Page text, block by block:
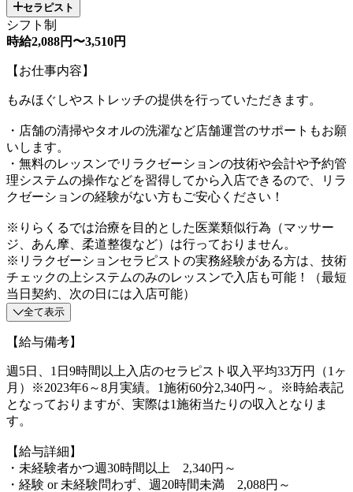
セラピスト
シフト制
時給2,088円〜3,510円
【お仕事内容】
もみほぐしやストレッチの提供を行っていただきます。
・店舗の清掃やタオルの洗濯など店舗運営のサポートもお願
いします。
・無料のレッスンでリラクゼーションの技術や会計や予約管
理システムの操作などを習得してから入店できるので、リラ
クゼーションの経験がない方もご安心ください！
※りらくるでは治療を目的とした医業類似行為（マッサー
ジ、あん摩、柔道整復など）は行っておりません。
※リラクゼーションセラピストの実務経験がある方は、技術
チェックの上システムのみのレッスンで入店も可能！（最短
当日契約、次の日には入店可能）
全て表示
【給与備考】
週5日、1日9時間以上入店のセラピスト収入平均33万円（1ヶ
月）※2023年6～8月実績。1施術60分2,340円～。※時給表記
となっておりますが、実際は1施術当たりの収入となりま
す。
【給与詳細】
・未経験者かつ週30時間以上 2,340円～
・経験 or 未経験問わず、週20時間未満 2,088円～